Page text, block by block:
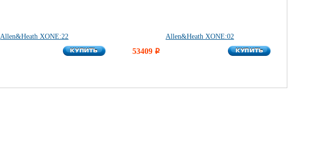
Allen&Heath XONE:22
КУПИТЬ
КУПИТЬ
Allen&Heath XONE:02
53409 i КУПИТЬ
КУПИТЬ